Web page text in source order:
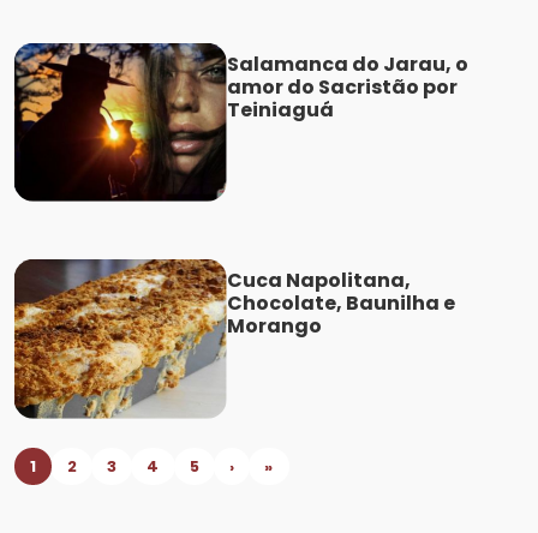
Salamanca do Jarau, o
amor do Sacristão por
Teiniaguá
Cuca Napolitana,
Chocolate, Baunilha e
Morango
1 2 3 4 5 › »